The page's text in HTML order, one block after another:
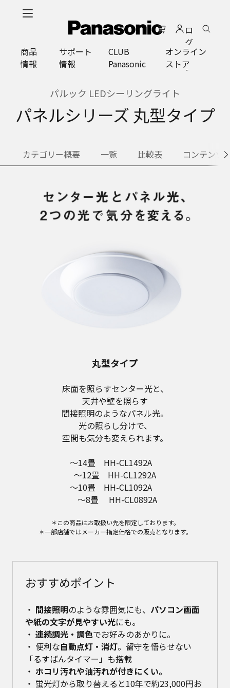
ロ
グ
イ
ン
商品
情報
サポート
情報
CLUB
Panasonic
オンライン
ストア
パルック LEDシーリングライト
パネルシリーズ 丸型タイプ
カテゴリー概要 一覧 比較表 コンテンツ
丸型タイプ
床面を照らすセンター光と、
天井や壁を照らす
間接照明のようなパネル光。
光の照らし分けで、
空間も気分も変えられます。
～14畳 HH-CL1492A
～12畳 HH-CL1292A
～10畳 HH-CL1092A
～8畳 HH-CL0892A
＊この商品はお取扱い先を限定しております。
＊一部店舗ではメーカー指定価格での販売となります。
おすすめポイント
・ 間接照明のような雰囲気にも、 パソコン画面
や紙の文字が見やすい光にも。
・ 連続調光・調色でお好みのあかりに。
・ 便利な自動点灯・消灯。留守を悟らせない
「るすばんタイマー」も搭載
・ ホコリ汚れや油汚れが付きにくい。
・ 蛍光灯から取り替えると10年で約23,000円お